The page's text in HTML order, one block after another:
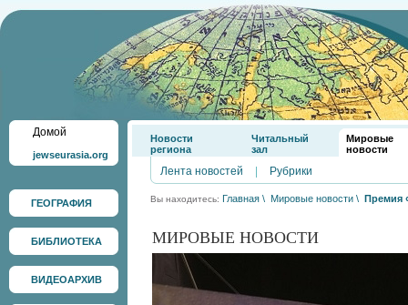
Домой
jewseurasia.org
ГЕОГРАФИЯ
БИБЛИОТЕКА
ВИДЕОАРХИВ
Новости
региона
Читальный
зал
Мировые
новости
Лента новостей Рубрики
Вы находитесь: Главная \ Мировые новости \ Премия
МИРОВЫЕ НОВОСТИ